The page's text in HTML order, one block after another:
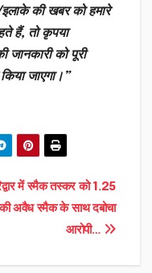
इलाके की खबर को हमारे
हैं, तो कृपया
को पूरी
जाएगा।”
में स्मैक तस्कर को 1.25
अवैध स्मैक के साथ दबोचा
आरोपी…